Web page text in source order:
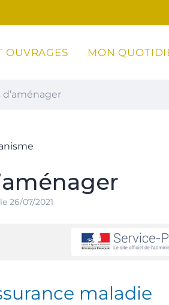
OUVRAGES MON
d’aménager
26/07/2021
maladie